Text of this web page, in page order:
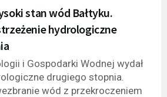
stan wód Bałtyku.
hydrologiczne
i Gospodarki Wodnej wydał
drugiego stopnia.
wód z przekroczeniem